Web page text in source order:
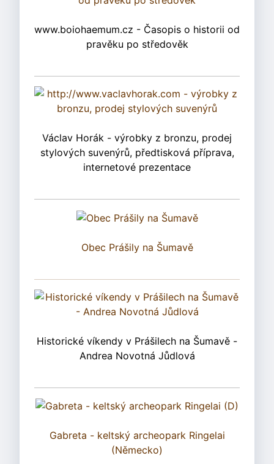
www.boiohaemum.cz - Časopis o historii od
pravěku po středověk
Václav Horák - výrobky z bronzu, prodej
stylových suvenýrů, předtisková příprava,
internetové prezentace
Obec Prášily na Šumavě
Historické víkendy v Prášilech na Šumavě -
Andrea Novotná Jůdlová
Gabreta - keltský archeopark Ringelai
(Německo)